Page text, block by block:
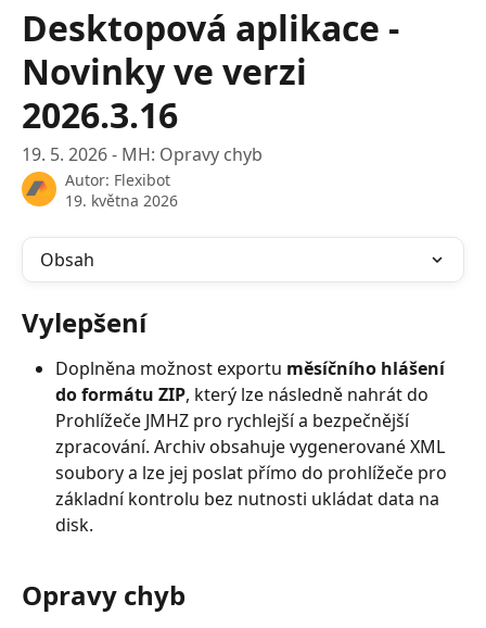
Desktopová aplikace -
Novinky ve verzi
2026.3.16
19. 5. 2026 - MH: Opravy chyb
Autor: Flexibot
19. května 2026
Obsah
Vylepšení
Doplněna možnost exportu měsíčního hlášení
do formátu ZIP, který lze následně nahrát do
Prohlížeče JMHZ pro rychlejší a bezpečnější
zpracování. Archiv obsahuje vygenerované XML
soubory a lze jej poslat přímo do prohlížeče pro
základní kontrolu bez nutnosti ukládat data na
disk.
Opravy chyb